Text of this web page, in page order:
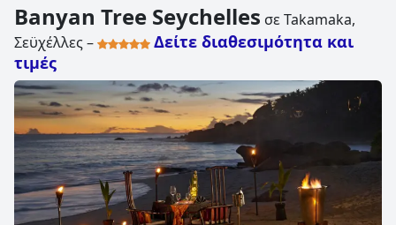
Banyan Tree Seychelles σε Takamaka,
Σεϋχέλλες –
Δείτε διαθεσιμότητα και
τιμές